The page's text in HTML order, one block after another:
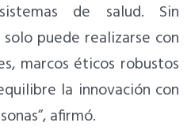
de salud. Sin
puede realizarse con
marcos éticos robustos
la innovación con
afirmó.